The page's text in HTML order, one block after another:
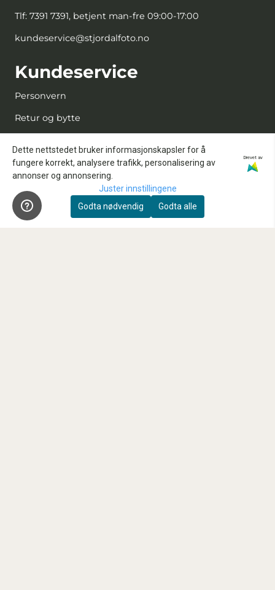
Tlf: 7391 7391, betjent man-fre 09:00-17:00
kundeservice@stjordalfoto.no
Kundeservice
Personvern
Retur og bytte
Kontakt oss
Reparasjon og service
Innbytte
Dette nettstedet bruker informasjonskapsler for å
fungere korrekt, analysere trafikk, personalisering av
annonser og annonsering.
Drevet av
Juster innstillingene
Godta nødvendig
Godta alle